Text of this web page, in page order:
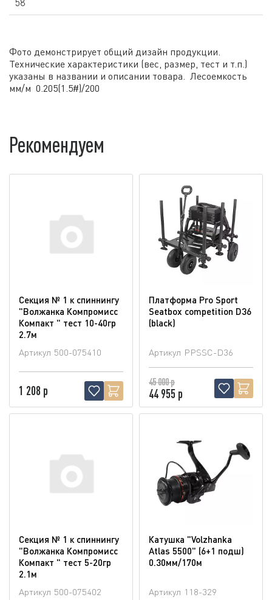
Фото демонстрирует общий дизайн продукции.
Технические характеристики (вес, размер, тест и т.п.)
указаны в названии и описании товара. Лесоемкость
мм/м 0.205(1.5#)/200
Рекомендуем
Секция № 1 к спиннингу
"Волжанка Компромисс
Компакт " тест 10-40гр
2.7м
Артикул 500-075410
1 208 р
Платформа Pro Sport
Seatbox competition D36
(blaсk)
Артикул PPSSC-D36
45 000 р
44 955 р
Секция № 1 к спиннингу
"Волжанка Компромисс
Компакт " тест 5-20гр
2.1м
Артикул 500-075402
Катушка "Volzhanka
Atlas 5500" (6+1 подш)
0.30мм/170м
Артикул 118-329